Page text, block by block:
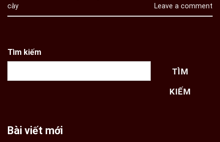
cày
Leave a comment
Tìm kiếm
TÌM
KIẾM
Bài viết mới